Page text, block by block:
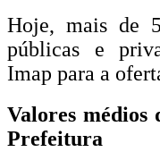
Hoje, mais de
públicas e
Imap para a
Valores médios
Prefeitura